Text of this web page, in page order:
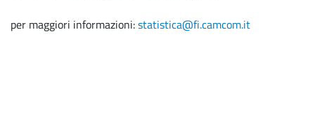
per maggiori informazioni:statistica@fi.camcom.it